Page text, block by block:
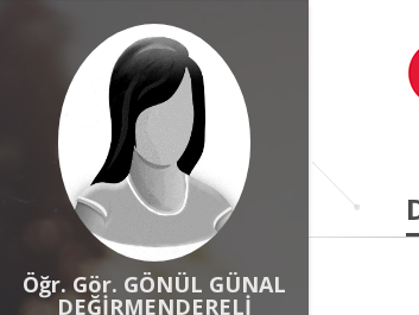
Öğr. Gör. GÖNÜL GÜNAL
DEĞİRMENDERELİ